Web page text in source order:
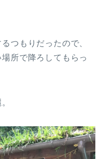
つもりだったので、
所で降ろしてもらっ